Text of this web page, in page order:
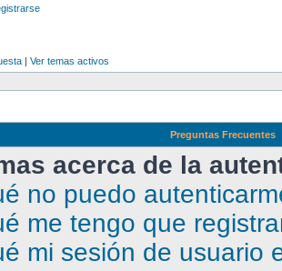
| Ver temas activos
Preguntas Frecuentes
acerca de la
no puedo
me tengo que
mi sesión de usuario